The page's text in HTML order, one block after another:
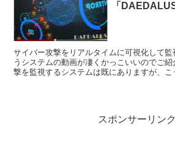
「
サイバー攻撃をリアルタイムに可視化して
うシステムの動画が凄くかっこいいのでご
撃を監視するシステムは既にありますが、こ
スポンサーリンク